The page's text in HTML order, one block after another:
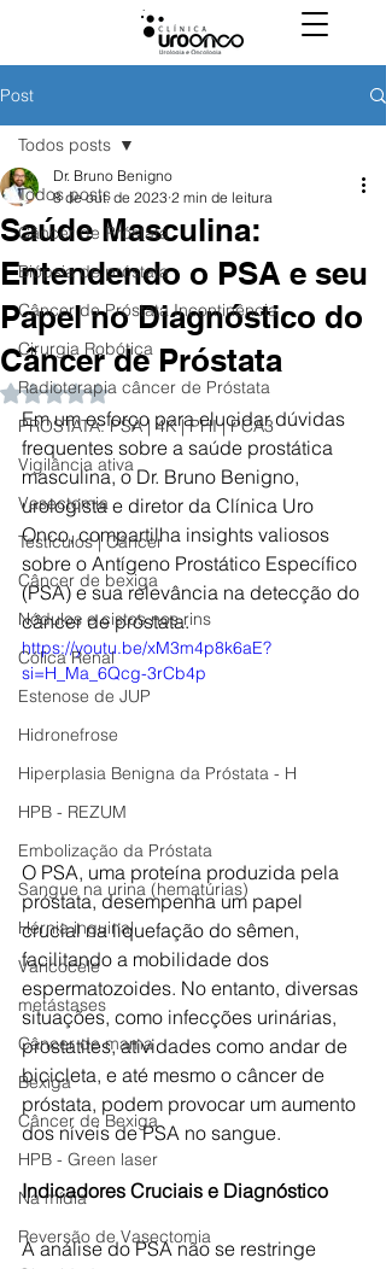
Post
Todos posts
Câncer de Próstata
Biópsia de próstata
Câncer de Próstata Incontinência
Cirurgia Robótica
Radioterapia câncer de Próstata
PROSTATA: PSA | 4K | PHI | PCA3
Vigilância ativa
Vasectomia
Testículos | Câncer
Câncer de bexiga
Nódulos e cistos nos rins
Cólica Renal
Estenose de JUP
Hidronefrose
Hiperplasia Benigna da Próstata - H
HPB - REZUM
Embolização da Próstata
Sangue na urina (hematúrias)
Hérnia inguinal
Varicocele
metástases
Câncer de mama
Bexiga
Câncer de Bexiga
HPB - Green laser
Na mídia
Reversão de Vasectomia
Todos posts
Saúde Masculina:
Entendendo o PSA e seu
Papel no Diagnóstico do
Câncer de Próstata
Dr. Bruno Benigno
8 de out. de 2023 2 min de leitura
Avaliado com NaN de 5 estrelas.
Em um esforço para elucidar dúvidas
frequentes sobre a saúde prostática
masculina, o Dr. Bruno Benigno,
urologista e diretor da Clínica Uro
Onco, compartilha insights valiosos
sobre o Antígeno Prostático Específico
(PSA) e sua relevância na detecção do
câncer de próstata.
https://youtu.be/xM3m4p8k6aE?
si=H_Ma_6Qcg-3rCb4p
O PSA, uma proteína produzida pela
próstata, desempenha um papel
crucial na liquefação do sêmen,
facilitando a mobilidade dos
espermatozoides. No entanto, diversas
situações, como infecções urinárias,
prostatites, atividades como andar de
bicicleta, e até mesmo o câncer de
próstata, podem provocar um aumento
dos níveis de PSA no sangue.
Indicadores Cruciais e Diagnóstico
A análise do PSA não se restringe